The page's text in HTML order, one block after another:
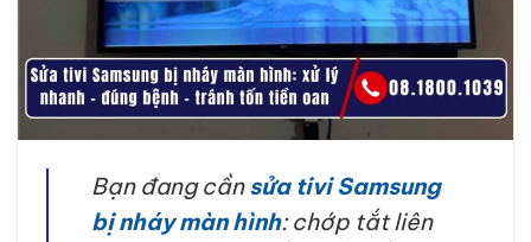
Bạn đang cầnsửa tivi Samsung
bị nháy màn hình: chớp tắt liên